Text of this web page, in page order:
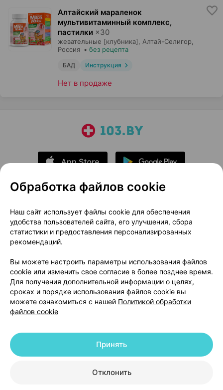
Алтайский мараленок
мультивитаминный комплекс,
пастилки ×30
жевательные [клубника], Алтай-Селигор,
Россия • без рецепта
БАД Инструкция
Нет в продаже
О проекте
Новости проекта
Размещение рекламы
Медицинский маркетинг
Публичный договор
Доставка
Способы оплаты
Вакансии
Партнеры
Написать руководителю 103.by
Написать в поддержку
Персональные настройки Cookie
© 2026 ООО «Артокс Лаб», УНП 191700409 | 220012, Республика Беларусь,
+375 291212755
Обработка файлов cookie
Наш сайт использует файлы cookie для обеспечения
удобства пользователей сайта, его улучшения, сбора
статистики и предоставления персонализированных
рекомендаций.
Вы можете настроить параметры использования файлов
cookie или изменить свое согласие в более позднее время.
Для получения дополнительной информации о целях,
сроках и порядке использования файлов cookie вы
можете ознакомиться с нашей Политикой обработки
файлов cookie
Отклонить
Принять